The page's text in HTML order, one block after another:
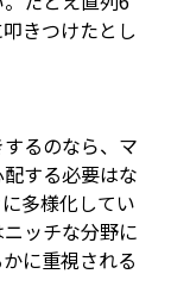
きつけたとし
るのなら、マ
する必要はな
多様化してい
ッチな分野に
に重視される